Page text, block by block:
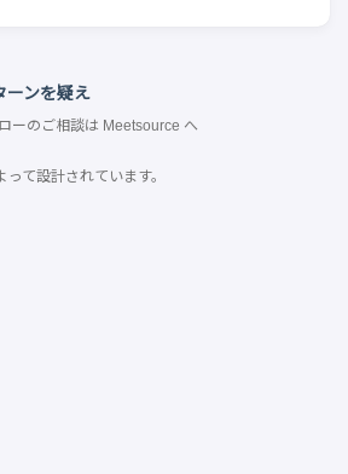
ンを疑え
ーのご相談は Meetsource へ
って設計されています。